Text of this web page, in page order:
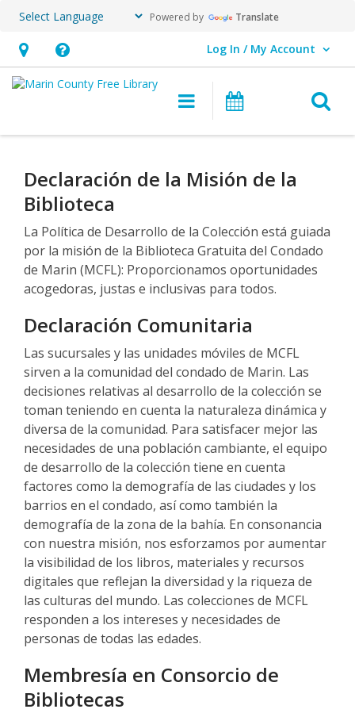
Powered by Translate
Hours
&
opens
overlay
Help,
opens
overlay
Log In / My Account
User Log In / My Account.
Main navigation
de
Desarrollo
de
Colección
Declaración de la Misión de la
Biblioteca
La Política de Desarrollo de la Colección está guiada
por la misión de la Biblioteca Gratuita del Condado
de Marin (MCFL): Proporcionamos oportunidades
acogedoras, justas e inclusivas para todos.
Declaración Comunitaria
Las sucursales y las unidades móviles de MCFL
sirven a la comunidad del condado de Marin. Las
decisiones relativas al desarrollo de la colección se
toman teniendo en cuenta la naturaleza dinámica y
diversa de la comunidad. Para satisfacer mejor las
necesidades de una población cambiante, el equipo
de desarrollo de la colección tiene en cuenta
factores como la demografía de las ciudades y los
barrios en el condado, así como también la
demografía de la zona de la bahía. En consonancia
con nuestra misión, nos esforzamos por aumentar
la visibilidad de los libros, materiales y recursos
digitales que reflejan la diversidad y la riqueza de
las culturas del mundo. Las colecciones de MCFL
responden a los intereses y necesidades de
personas de todas las edades.
Membresía en Consorcio de
Bibliotecas